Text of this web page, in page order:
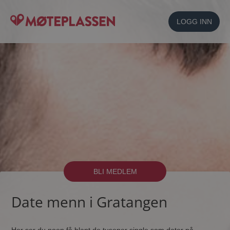
LOGG INN
BLI MEDLEM
Date menn i Gratangen